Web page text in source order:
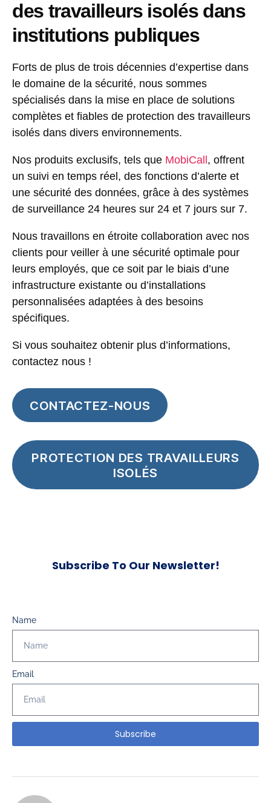
des travailleurs isolés dans
institutions publiques
Forts de plus de trois décennies d’expertise dans
le domaine de la sécurité, nous sommes
spécialisés dans la mise en place de solutions
complètes et fiables de protection des travailleurs
isolés dans divers environnements.
Nos produits exclusifs, tels que MobiCall , offrent
un suivi en temps réel, des fonctions d’alerte et
une sécurité des données, grâce à des systèmes
de surveillance 24 heures sur 24 et 7 jours sur 7.
Nous travaillons en étroite collaboration avec nos
clients pour veiller à une sécurité optimale pour
leurs employés, que ce soit par le biais d’une
infrastructure existante ou d’installations
personnalisées adaptées à des besoins
spécifiques.
Si vous souhaitez obtenir plus d’informations,
contactez nous !
CONTACTEZ-NOUS
PROTECTION DES TRAVAILLEURS
ISOLÉS
Subscribe To Our Newsletter!
Name
Email
Subscribe